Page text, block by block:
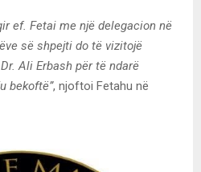
ef. Fetai me një delegacion në
së shpejti do të vizitojë
Ali Erbash për të ndarë
bekoftë”, njoftoi Fetahu në